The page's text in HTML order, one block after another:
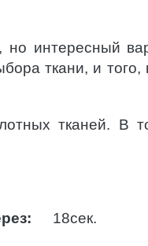
интересный
ткани, и того,
тканей. В
17сек.